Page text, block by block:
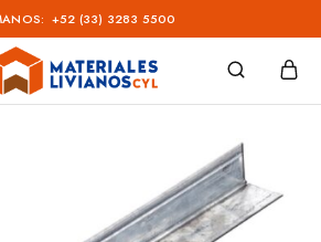
+52 (33) 3283 5500